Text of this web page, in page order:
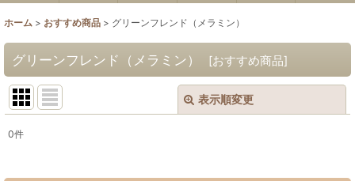
ホーム > おすすめ商品 > グリーンフレンド（メラミン）
グリーンフレンド（メラミン） [おすすめ商品]
表示順変更
0件